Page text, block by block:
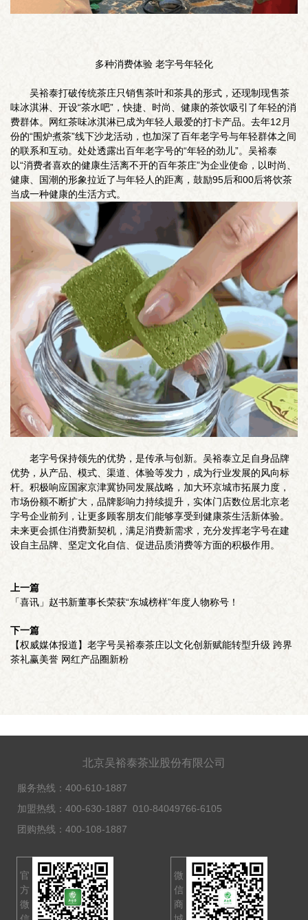
多种消费体验 老字号年轻化
吴裕泰打破传统茶庄只销售茶叶和茶具的形式，还现制现售茶
味冰淇淋、开设“茶水吧”，快捷、时尚、健康的茶饮吸引了年轻的消
费群体。网红茶味冰淇淋已成为年轻人最爱的打卡产品。去年12月
份的“围炉煮茶”线下沙龙活动，也加深了百年老字号与年轻群体之间
的联系和互动。处处透露出百年老字号的“年轻的劲儿”。吴裕泰
以“消费者喜欢的健康生活离不开的百年茶庄”为企业使命，以时尚、
健康、国潮的形象拉近了与年轻人的距离，鼓励95后和00后将饮茶
当成一种健康的生活方式。
老字号保持领先的优势，是传承与创新。吴裕泰立足自身品牌
优势，从产品、模式、渠道、体验等发力，成为行业发展的风向标
杆。积极响应国家京津冀协同发展战略，加大环京城市拓展力度，
市场份额不断扩大，品牌影响力持续提升，实体门店数位居北京老
字号企业前列，让更多顾客朋友们能够享受到健康茶生活新体验。
未来更会抓住消费新契机，满足消费新需求，充分发挥老字号在建
设自主品牌、坚定文化自信、促进品质消费等方面的积极作用。
上一篇
「喜讯」赵书新董事长荣获“东城榜样”年度人物称号！
下一篇
【权威媒体报道】老字号吴裕泰茶庄以文化创新赋能转型升级 跨界
茶礼赢美誉 网红产品圈新粉
北京吴裕泰茶业股份有限公司
服务热线： 400-610-1887
加盟热线： 400-630-1887 010-84049766-6105
团购热线： 400-108-1887
官
方
微
微
信
商